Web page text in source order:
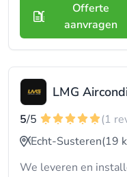
Offerte
aanvragen
LMG
5/5
(1
Echt-Susteren(19
We leveren en